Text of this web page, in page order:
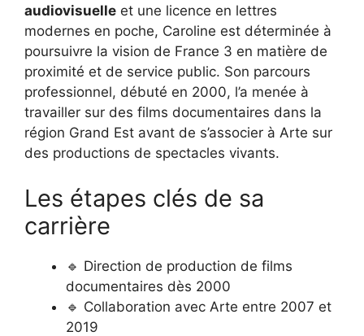
audiovisuelle et une licence en lettres
modernes en poche, Caroline est déterminée à
poursuivre la vision de France 3 en matière de
proximité et de service public. Son parcours
professionnel, débuté en 2000, l’a menée à
travailler sur des films documentaires dans la
région Grand Est avant de s’associer à Arte sur
des productions de spectacles vivants.
Les étapes clés de sa
carrière
🔹 Direction de production de films
documentaires dès 2000
🔹 Collaboration avec Arte entre 2007 et
2019